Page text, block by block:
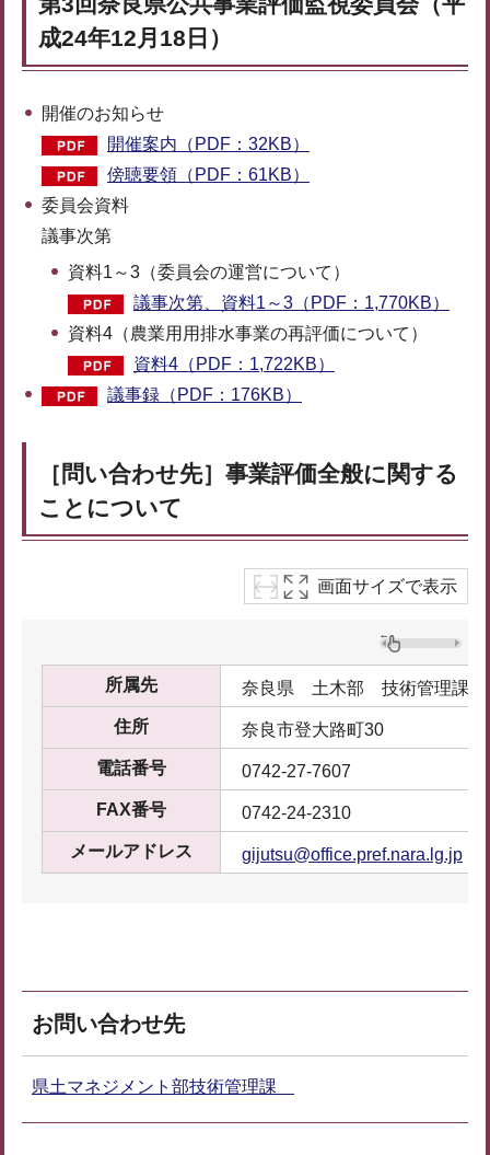
成24年12月18日）
開催のお知らせ
開催案内（PDF：32KB）
傍聴要領（PDF：61KB）
委員会資料
議事次第
資料1～3（委員会の運営について）
議事次第、資料1～3（PDF：1,770KB）
資料4（農業用用排水事業の再評価について）
資料4（PDF：1,722KB）
議事録（PDF：176KB）
［問い合わせ先］事業評価全般に関する
ことについて
画面サイズで表示
所属先 奈良県 土木部 技術管理課
住所 奈良市登大路町30
電話番号 0742-27-7607
FAX番号 0742-24-2310
メールアドレス gijutsu@office.pref.nara.lg.jp
お問い合わせ先
県土マネジメント部技術管理課